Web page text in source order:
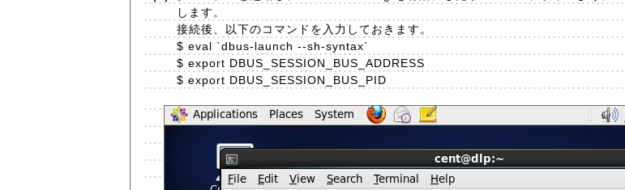
します。
接続後、以下のコマンドを入力しておきます。
$ eval `dbus-launch --sh-syntax`
$ export DBUS_SESSION_BUS_ADDRESS
$ export DBUS_SESSION_BUS_PID